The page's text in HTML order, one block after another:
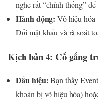
nghe rất “chính thống”
Hành động: Vô hiệu hóa
Đổi mật khẩu và rà soát
Kịch bản 4: Cố gắng
Dấu hiệu: Bạn thấy
khoản bị vô hiệu hóa)